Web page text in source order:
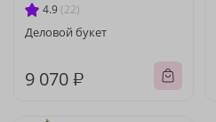
4.9 (22)
Деловой букет
9 070 ₽